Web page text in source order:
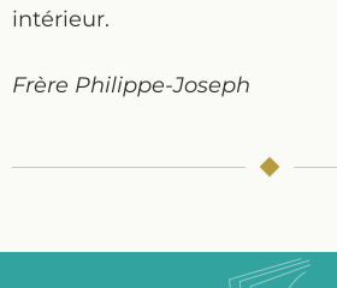
intérieur.
Frère Philippe-Joseph